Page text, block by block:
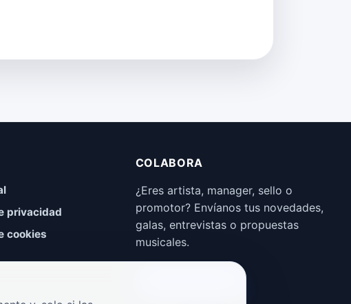
privacidad
cookies
COLABORA
¿Eres artista, manager, sello o
promotor? Envíanos tus novedades,
galas, entrevistas o propuestas
musicales.